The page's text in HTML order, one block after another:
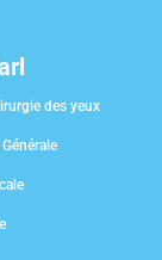
des yeux